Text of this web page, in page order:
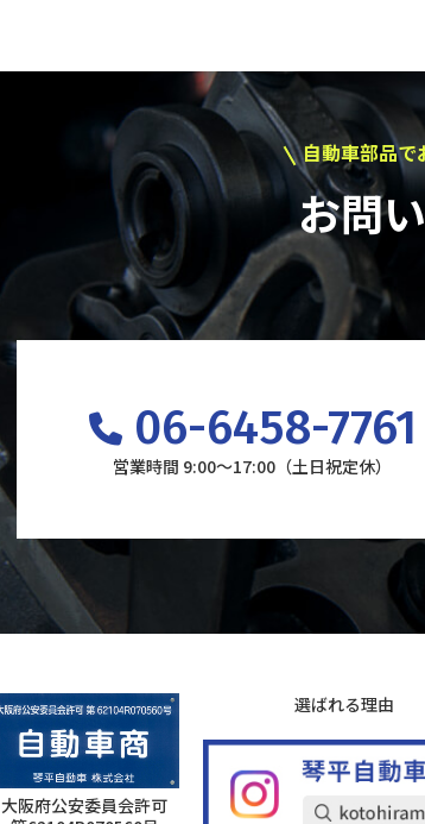
自動車部品で
お問
06-6458-7761
営業時間 9:00～17:00（土日祝定休）
大阪府公安委員会許可
選ばれる理由